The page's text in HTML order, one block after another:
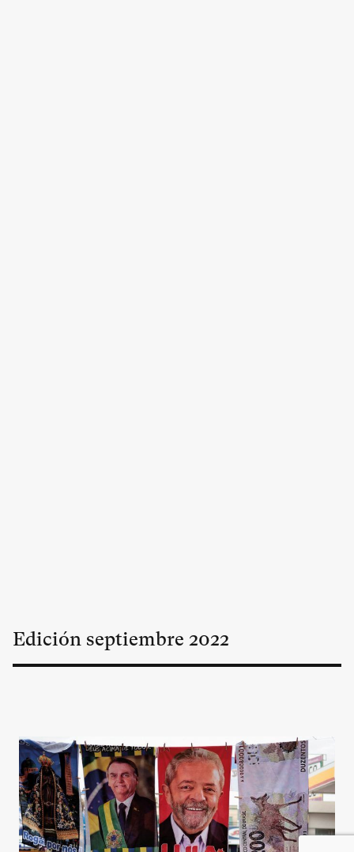
Edición septiembre 2022